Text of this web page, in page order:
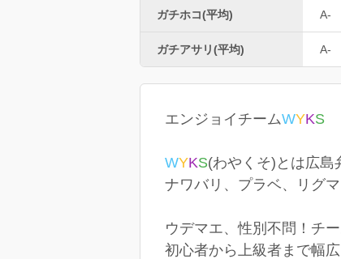
ガチホコ(平均) A-
ガチアサリ(平均) A-
エンジョイチームWYKS
WYKS(わやくそ)とは広島
ナワバリ、プラベ、リグ
ウデマエ、性別不問！チ
初心者から上級者まで幅広